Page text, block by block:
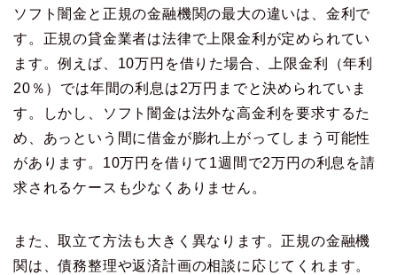
ソフト闇金と正規の金融機関の最大の違いは、金利で
す。正規の貸金業者は法律で上限金利が定められてい
ます。例えば、10万円を借りた場合、上限金利（年利
20％）では年間の利息は2万円までと決められていま
す。しかし、ソフト闇金は法外な高金利を要求するた
め、あっという間に借金が膨れ上がってしまう可能性
があります。10万円を借りて1週間で2万円の利息を請
求されるケースも少なくありません。
また、取立て方法も大きく異なります。正規の金融機
関は、債務整理や返済計画の相談に応じてくれます。